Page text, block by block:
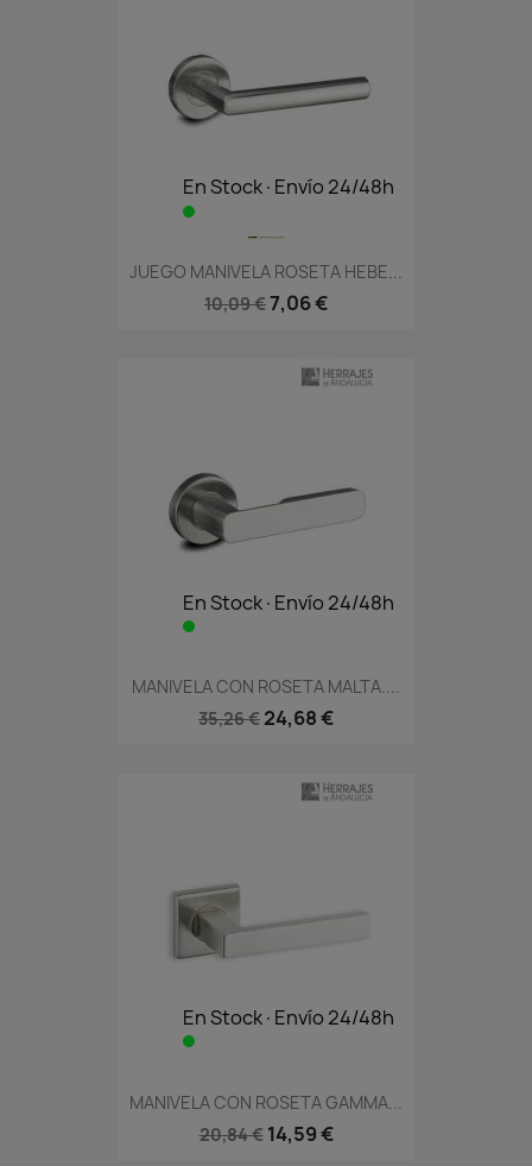
En Stock·Envío 24/48h
JUEGO MANIVELA ROSETA HEBE...
10,09 €7,06 €
En Stock·Envío 24/48h
MANIVELA CON ROSETA MALTA....
35,26 € 24,68 €
En Stock·Envío 24/48h
MANIVELA CON ROSETA GAMMA...
20,84 € 14,59 €